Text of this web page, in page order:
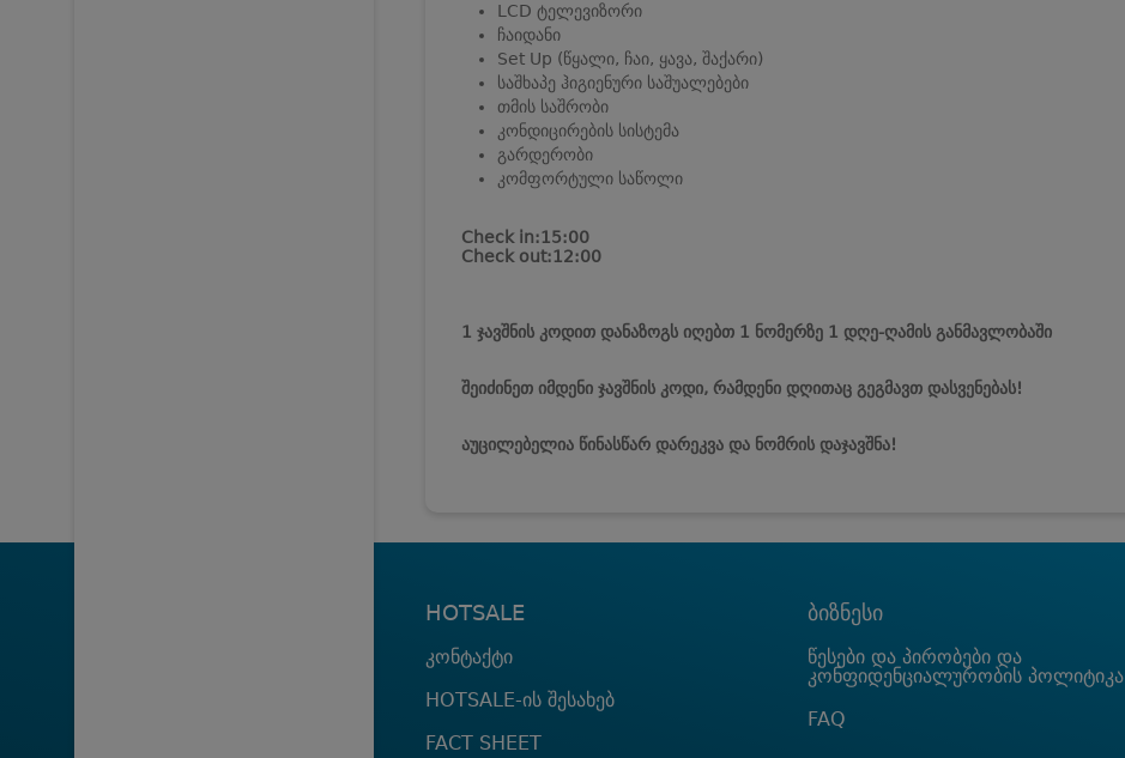
LCD ტელევიზორი
ჩაიდანი
Set Up (წყალი, ჩაი, ყავა, შაქარი)
საშხაპე ჰიგიენური საშუალებები
თმის საშრობი
კონდიცირების სისტემა
გარდერობი
კომფორტული საწოლი
Check in:15:00
Check out:12:00
1 ჯავშნის კოდით დანაზოგს იღებთ 1 ნომერზე 1 დღე-ღამის განმავლობაში
შეიძინეთ იმდენი ჯავშნის კოდი, რამდენი დღითაც გეგმავთ დასვენებას!
აუცილებელია წინასწარ დარეკვა და ნომრის დაჯავშნა!
HOTSALE
კონტაქტი
HOTSALE-ის შესახებ
FACT SHEET
ბიზნესი
წესები და პირობები და
კონფიდენციალურობის პოლიტიკა
FAQ